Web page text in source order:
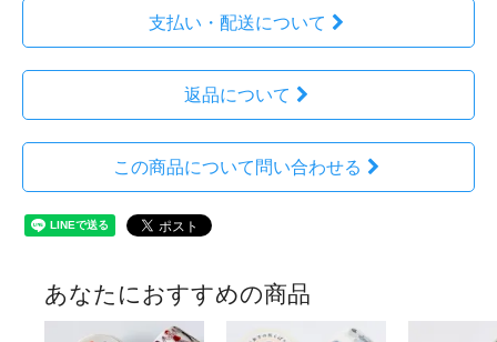
支払い・配送について
返品について
この商品について問い合わせる
あなたにおすすめの商品